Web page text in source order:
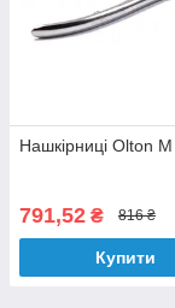
Нашкірниці Olton М
791,52 ₴ 816 ₴
Купити